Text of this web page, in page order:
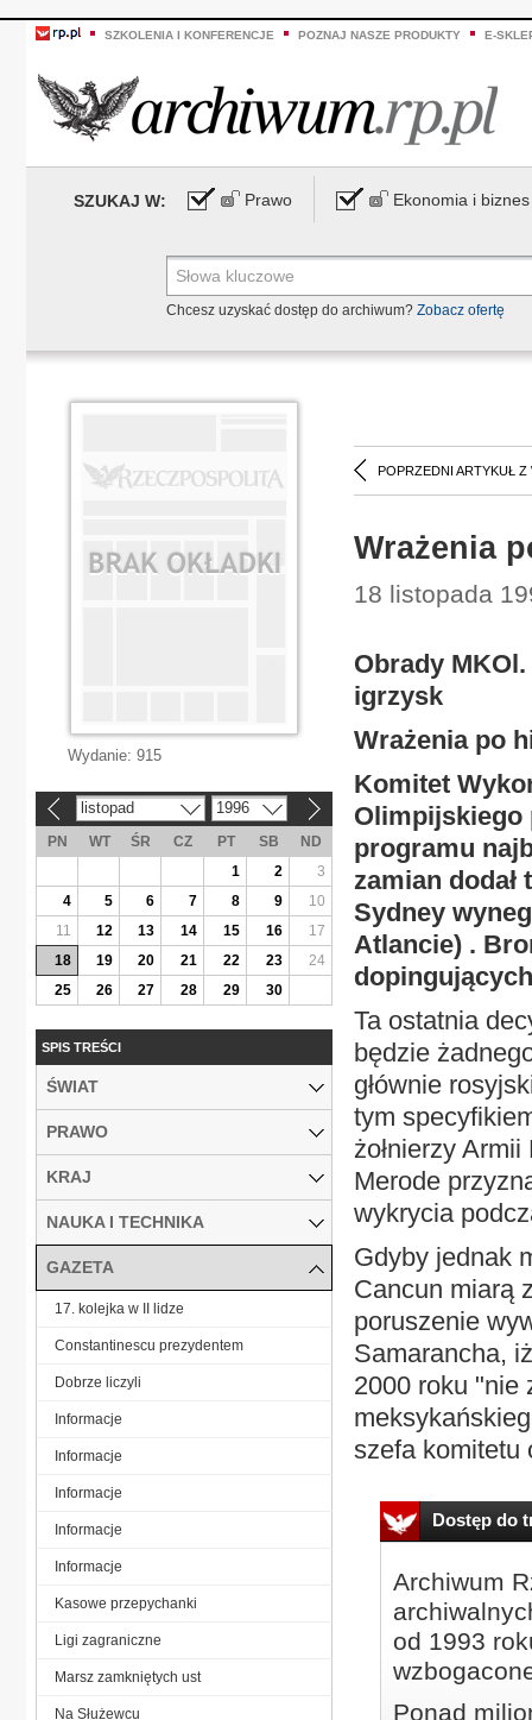
SZKOLENIA I KONFERENCJE POZNAJ NASZE PRODUKTY E-
SZUKAJ W: Prawo Ekonomia i biznes
Chcesz uzyskać dostęp do archiwum? Zobacz ofertę
POPRZEDNI ARTYKUŁ Z
Wrażenia
18 listopada
Obrady
igrzysk
Wrażenia po
Komitet
Olimpijskiego
programu
zamian
Sydney
Atlancie) .
Ta ostatnia
będzie
głównie
tym
żołnierzy
Merode
wykrycia
Gdyby jednak
Cancun miarą
poruszenie
Samarancha,
2000 roku "nie
szefa komitetu
Dostęp do
Archiwum
od 1993
Ponad
Wydanie: 915
listopad 1996
PN WT ŚR CZ PT SB
ND
1
2
3
4
5 6 7 8 9
10
11
12 13 14 15 16
17
18
19 20 21 22 23
24
25
26 27 28 29 30
SPIS TREŚCI
ŚWIAT
PRAWO
KRAJ
NAUKA I TECHNIKA
GAZETA
17. kolejka w II lidze
Constantinescu prezydentem
Dobrze liczyli
Informacje
Informacje
Informacje
Informacje
Informacje
Kasowe przepychanki
Ligi zagraniczne
Marsz zamkniętych ust
Na Służewcu